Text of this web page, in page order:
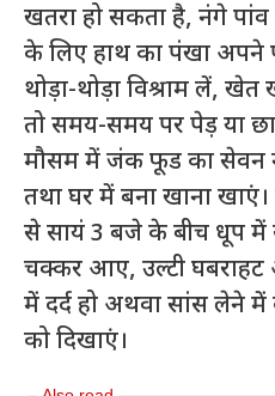
खतरा हो सकता है, नंगे पांव
के लिए हाथ का पंखा अपने
थोड़ा-थोड़ा विश्राम लें,
तो समय-समय पर पेड़ या
मौसम में जंक फूड का सेवन
तथा घर में बना खाना
से सायं 3 बजे के बीच धूप में
चक्कर आए, उल्टी घबराहट
में दर्द हो अथवा सांस लेने में
को दिखाएं।